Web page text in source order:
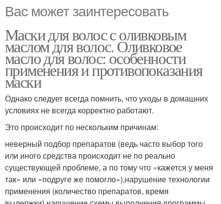
Вас может заинтересовать
Маски для волос с оливковым
маслом для волос. Оливковое
масло для волос: особенности
применения и противопоказания
маски
Однако следует всегда помнить, что уходы в домашних
условиях не всегда корректно работают.
Это происходит по нескольким причинам:
неверный подбор препаратов (ведь часто выбор того
или иного средства происходит не по реально
существующей проблеме, а по тому что «кажется у меня
так» или «подруге же помогло»),нарушение технологии
применения (количество препаратов, время